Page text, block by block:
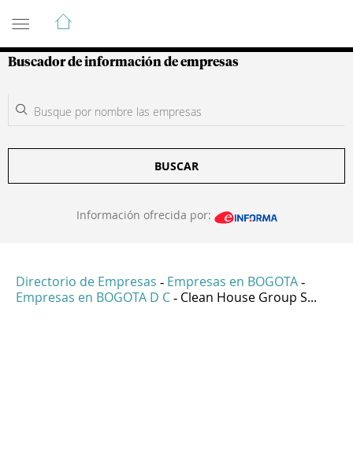
Guía de Empresas Colombianas
Buscador de información de empresas
BUSCAR
Información ofrecida por:
Directorio de Empresas - Empresas en BOGOTA -
Empresas en BOGOTA D C - Clean House Group S...